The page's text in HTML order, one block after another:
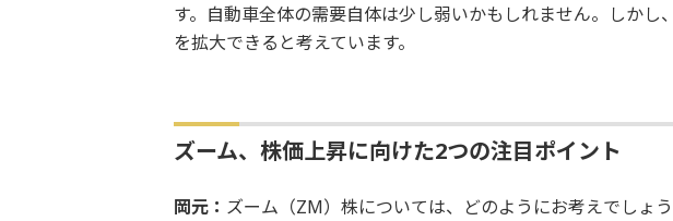
す。自動車全体の需要自体は少し弱いかもしれません。しかし
を拡大できると考えています。
ズーム、株価上昇に向けた2つの注目ポイント
岡元： ズーム（ZM）株については、どのようにお考えでしょう